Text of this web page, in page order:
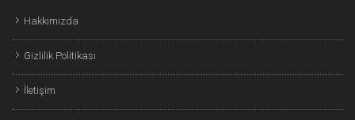
Hakkımızda
Gizlilik Politikası
İletişim